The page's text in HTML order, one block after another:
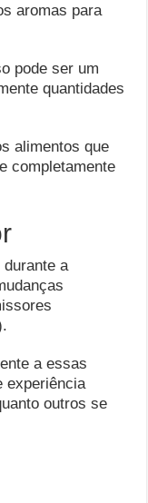
aromas para
pode ser um
quantidades
alimentos que
completamente
durante a
a essas
experiência
outros se